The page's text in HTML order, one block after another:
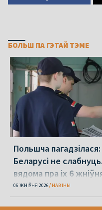
БОЛЬШ ПА ГЭТАЙ ТЭМЕ
Польшча пагадзілася:
Беларусі не
вядома пра іх 6
06 ЖНІЎНЯ 2026 НАВІНЫ